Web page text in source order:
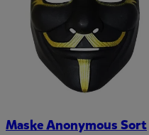
Maske Anonymous Sort